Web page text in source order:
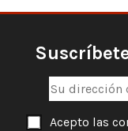
Acepto las